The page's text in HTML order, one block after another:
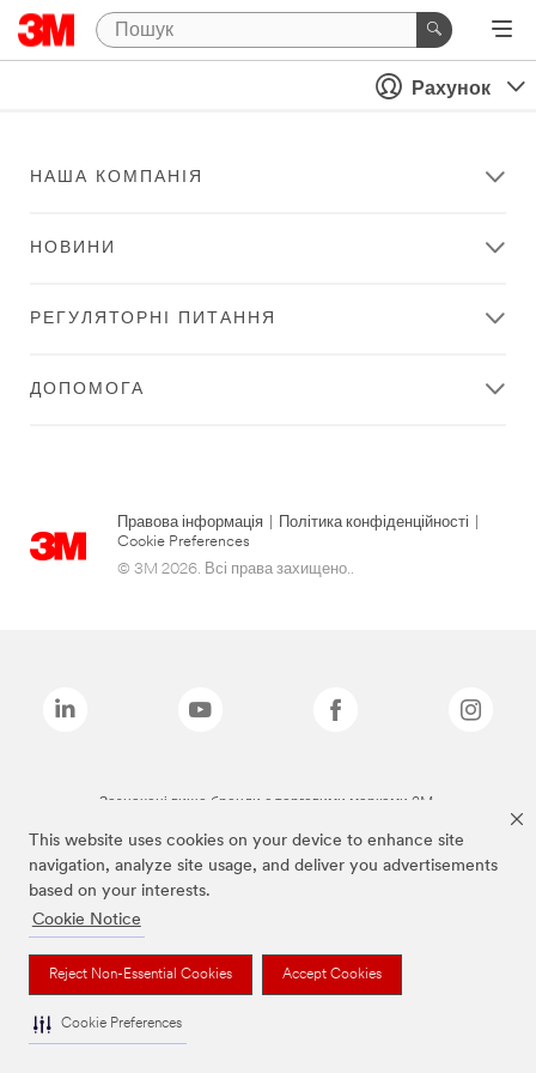
This website uses cookies on your device to enhance site
navigation, analyze site usage, and deliver you advertisements
based on your interests.
Cookie Notice
Reject Non-Essential Cookies Accept Cookies
Cookie Preferences
Рахунок
НАША КОМПАНІЯ
НОВИНИ
РЕГУЛЯТОРНІ ПИТАННЯ
ДОПОМОГА
Правова інформація Політика конфіденційності
Cookie Preferences
© 3M 2026. Всі права захищено..
Зазначені вище бренди є торговими марками 3M.